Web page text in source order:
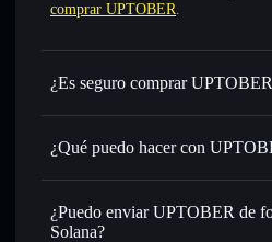
comprar UPTOBER.
¿Es seguro comprar
UPTOBER no está verificado
¿Qué puedo hacer con
UPTOBER
cartera de
Intercambiar al instante:
SOL, USDC o miles de otros
¿Puedo enviar UPTOBER de
Solana?